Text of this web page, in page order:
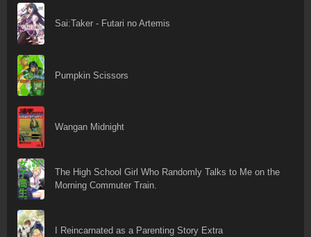
Sai:Taker - Futari no Artemis
Pumpkin Scissors
Wangan Midnight
The High School Girl Who Randomly Talks to Me on the
Morning Commuter Train.
I Reincarnated as a Parenting Story Extra